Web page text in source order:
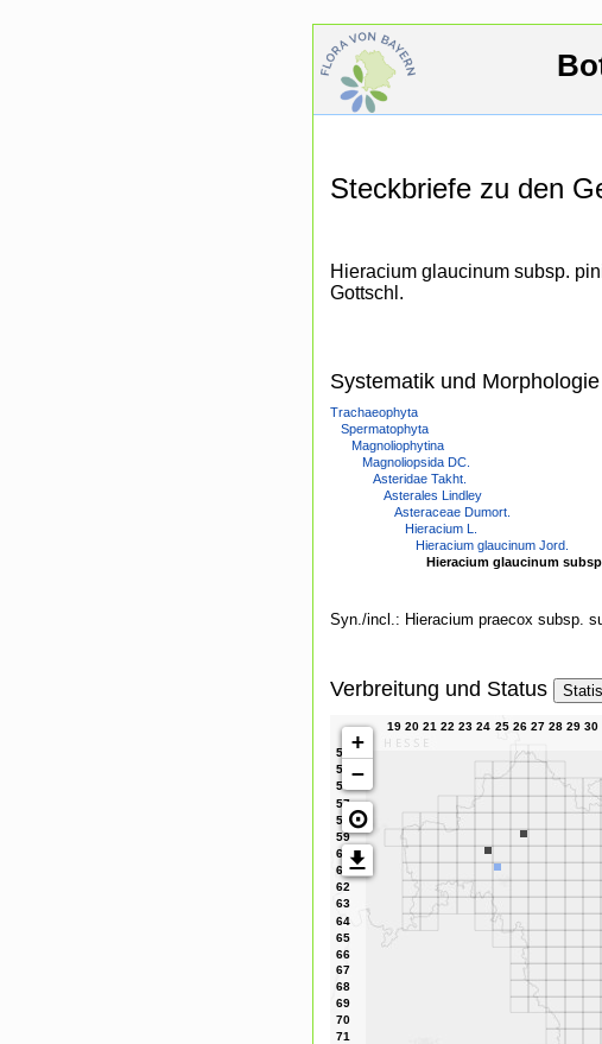
Steckbriefe zu den
Hieracium glaucinum subsp.
Gottschl.
Systematik und Morphologie
Trachaeophyta
Spermatophyta
Magnoliophytina
Magnoliopsida DC.
Asteridae Takht.
Asterales Lindley
Asteraceae Dumort.
Hieracium L.
Hieracium glaucinum Jord.
Hieracium glaucinum
Syn./incl.: Hieracium praecox subsp.
Verbreitung und Status
+
−
⊙